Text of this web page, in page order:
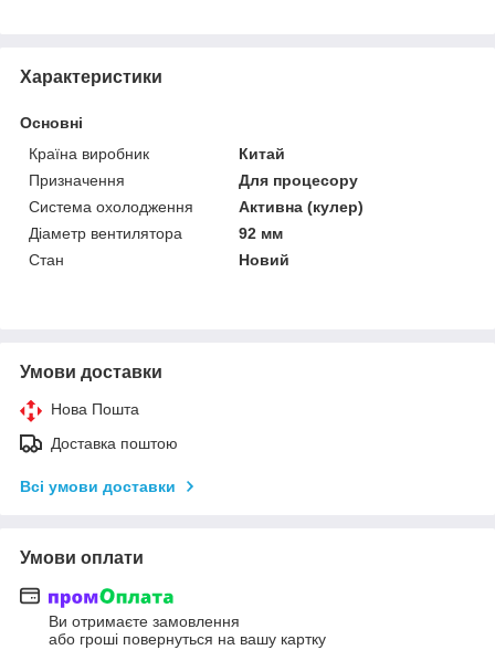
Характеристики
Основні
Країна виробник
Китай
Призначення
Для процесору
Система охолодження
Активна (кулер)
Діаметр вентилятора
92 мм
Стан
Новий
Умови доставки
Нова Пошта
Доставка поштою
Всі умови доставки
Умови оплати
Ви отримаєте замовлення
або гроші повернуться на вашу картку